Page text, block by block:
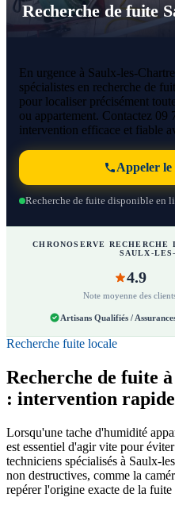
Recherche de fuite
En urgence à Saulx-les-
spécialistes en recherche de
pour localiser précisément
ou appartement. Contactez
intervention efficace et fiable
Appeler le
Recherche de fuite disponible en
CHRONOSERVE
SAULX-
4.9
Note moyenne des
Artisans Qualifiés /
Recherche fuite locale
Recherche de fuite
: intervention
Lorsqu'une tache d'humidité
est essentiel d'agir vite pour
techniciens spécialisés à Saulx-
non destructives, comme la
repérer l'origine exacte de la